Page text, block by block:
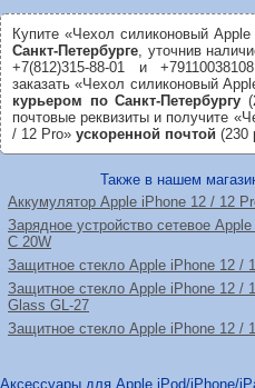
Купите «Чехол силиконовый
Санкт-Петербурге , уточнив
+7(812)315-88-01 и
заказать «Чехол силиконовый
курьером по Санкт-Петербургу
почтовые реквизиты и получите
/ 12 Pro» ускоренной почтой (230
Также в нашем
Аккумулятор Apple iPhone 12 / 12
Зарядное устройство сетевое
C 20W
Защитное стекло Apple iPhone 12 /
Защитное стекло Apple iPhone 12 /
Glass GL-27
Защитное стекло Apple iPhone 12 /
Аксессуары для Apple iPod/iPhone/